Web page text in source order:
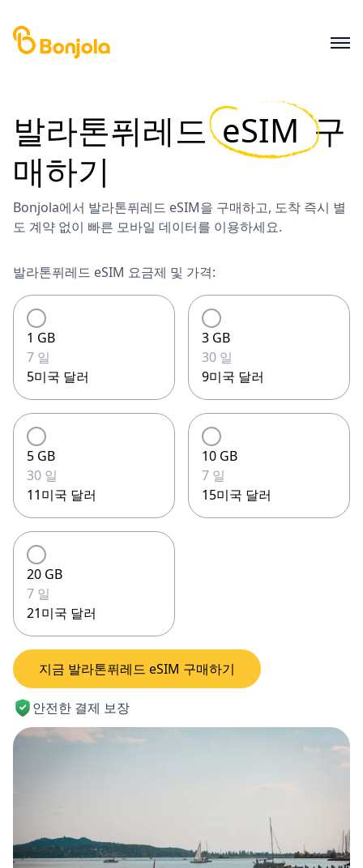
발라톤퓌레드 eSIM 구
매하기
Bonjola에서 발라톤퓌레드 eSIM을 구매하고, 도착 즉시 별
도 계약 없이 빠른 모바일 데이터를 이용하세요.
발라톤퓌레드 eSIM 요금제 및 가격:
1 GB
7 일
5미국 달러
3 GB
30 일
9미국 달러
5 GB
30 일
11미국 달러
10 GB
7 일
15미국 달러
20 GB
7 일
21미국 달러
지금 발라톤퓌레드 eSIM 구매하기
안전한 결제 보장